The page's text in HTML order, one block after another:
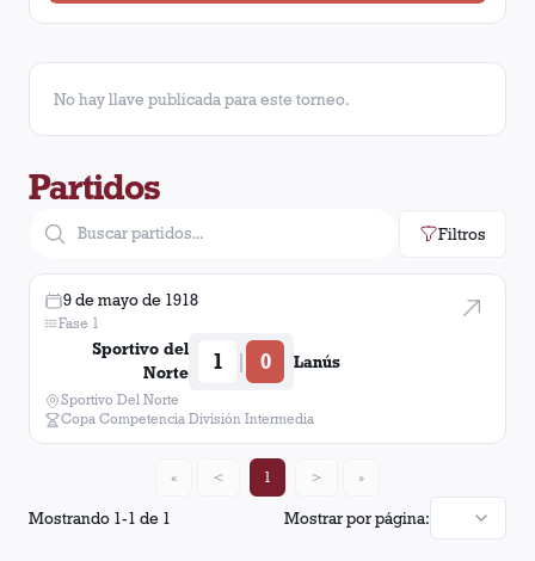
No hay llave publicada para este torneo.
Partidos
Filtros
9 de mayo de 1918
Fase 1
Sportivo del
Norte
1 | 0 Lanús
Sportivo Del Norte
Copa Competencia División Intermedia
Mostrando 1-1 de 1 Mostrar por página:
« < 1 > »